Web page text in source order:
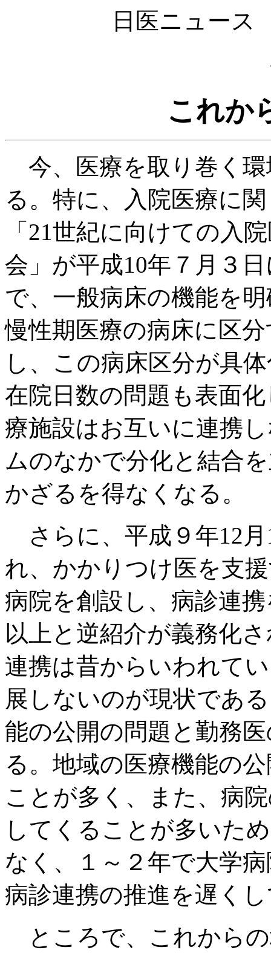
日医ニュース
これか
今、医療を取り巻く
る。特に、入院医療に
「21世紀に向けての入
会」が平成10年７月３
で、一般病床の機能を
慢性期医療の病床に区
し、この病床区分が具
在院日数の問題も表面
療施設はお互いに連携
ムのなかで分化と結合
かざるを得なくなる。
さらに、平成９年12
れ、かかりつけ医を支
病院を創設し、病診連
以上と逆紹介が義務化
連携は昔からいわれて
展しないのが現状であ
能の公開の問題と勤務
る。地域の医療機能の
ことが多く、また、病
してくることが多いた
なく、１～２年で大学
病診連携の推進を遅く
ところで、これから